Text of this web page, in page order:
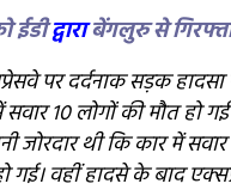
ईडीद्वाराबेंगलुरु से
पर दर्दनाक सड़क
सवार 10 लोगों की मौत
जोरदार थी कि कार में
गई। वहीं हादसे के बाद